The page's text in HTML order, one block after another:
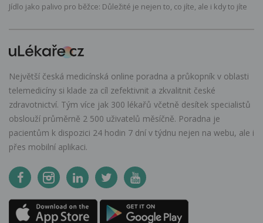
Jídlo jako palivo pro běžce: Důležité je nejen to, co jíte, ale i kdy to jíte
Největší česká medicínská online poradna a průkopník v oblasti
telemedicíny si klade za cíl zefektivnit a zkvalitnit české
zdravotnictví. Tým více jak 300 lékařů včetně desítek specialistů
obslouží průměrně 2 500 uživatelů měsíčně. Poradna je
pacientům k dispozici 24 hodin 7 dní v týdnu nejen na webu, ale i
přes mobilní aplikaci.